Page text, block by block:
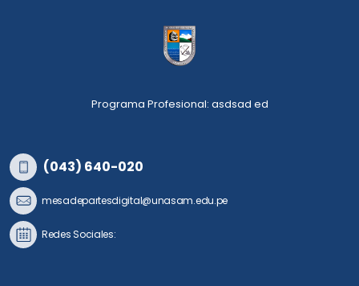
Programa Profesional: asdsad ed
(043) 640-020
mesadepartesdigital@unasam.edu.pe
Redes Sociales: